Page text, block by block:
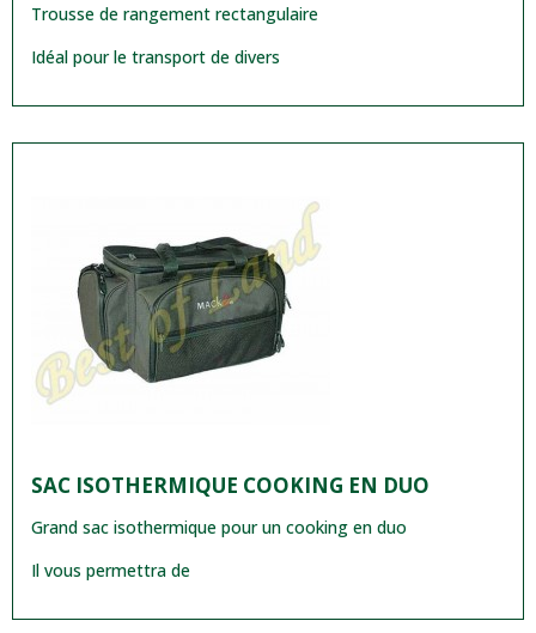
Trousse de rangement rectangulaire
Idéal pour le transport de divers
SAC ISOTHERMIQUE COOKING EN DUO
Grand sac isothermique pour un cooking en duo
Il vous permettra de